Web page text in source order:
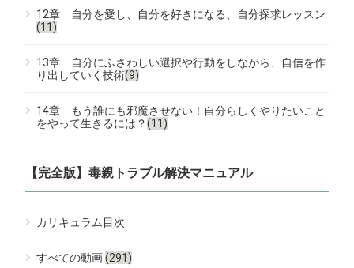
12章 自分を愛し、自分を好きになる、自分探求レッスン
(11)
13章 自分にふさわしい選択や行動をしながら、自信を作
り出していく技術(9)
14章 もう誰にも邪魔させない！自分らしくやりたいこと
をやって生きるには？(11)
【完全版】毒親トラブル解決マニュアル
カリキュラム目次
すべての動画(291)